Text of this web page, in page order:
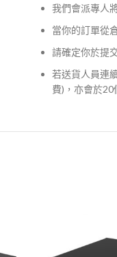
我們會派專人
當你的訂單從
請確定你於提
若送貨人員連
費)，亦會於20